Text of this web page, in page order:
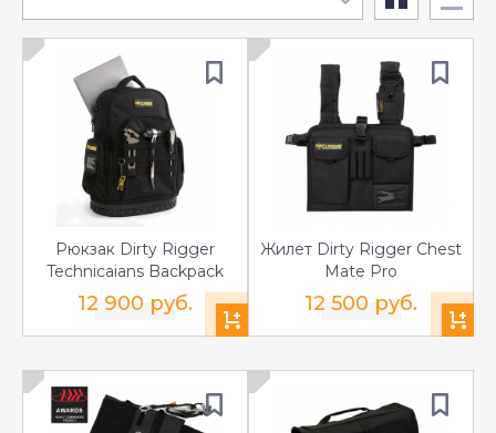
Рюкзак Dirty Rigger
Technicaians Backpack
12 900 руб.
Жилет Dirty Rigger Chest
Mate Pro
12 500 руб.